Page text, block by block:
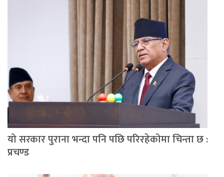
यो सरकार पुराना भन्दा पनि पछि परिरहेकोमा चिन्ता छ :
प्रचण्ड